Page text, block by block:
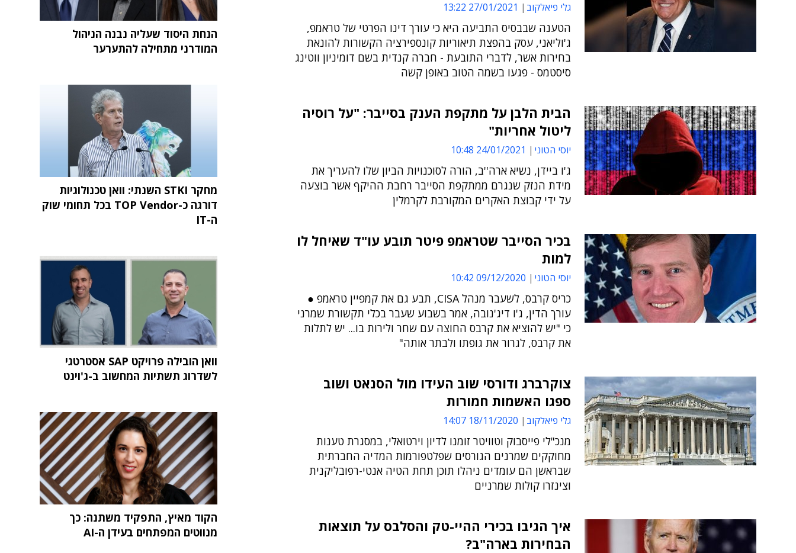
גלי פיאלקוב 27/01/2021 13:22
הטענה שבבסיס התביעה היא כי עורך דינו הפרטי של טראמפ,
ג'וליאני, עסק בהפצת תיאוריות קונספירציה הקשורות להונאת
בחירות אשר, לדברי התובעת - חברה קנדית בשם דומיניון ווטינג
סיסטמס - פגעו בשמה הטוב באופן קשה
הבית הלבן על מתקפת הענק בסייבר: "על רוסיה
ליטול אחריות"
יוסי הטוני 24/01/2021 10:48
ג'ו ביידן, נשיא ארה''ב, הורה לסוכנויות הביון שלו להעריך את
מידת הנזק שנגרם ממתקפת הסייבר רחבת ההיקף אשר בוצעה
על ידי קבוצת האקרים המקורבת לקרמלין
בכיר הסייבר שטראמפ פיטר תובע עו"ד שאיחל לו
למות
יוסי הטוני 09/12/2020 10:42
כריס קרבס, לשעבר מנהל CISA, תבע גם את קמפיין טראמפ ●
עורך הדין, ג'ו דיג'נובה, אמר בשבוע שעבר בכלי תקשורת שמרני
כי "יש להוציא את קרבס החוצה עם שחר ולירות בו... יש לתלות
את קרבס, לגרור את גופתו ולבתר אותה"
צוקרברג ודורסי שוב העידו מול הסנאט ושוב
ספגו האשמות חמורות
גלי פיאלקוב 18/11/2020 14:07
מנכ"לי פייסבוק וטוויטר זומנו לדיון וירטואלי, במסגרת טענות
מחוקקים שמרנים הגורסים שפלטפורמות המדיה החברתית
שבראשן הם עומדים ניהלו תוכן תחת הטיה אנטי-רפובליקנית
וצינזרו קולות שמרניים
איך הגיבו בכירי ההיי-טק והסלבס על תוצאות
הבחירות בארה"ב?
הנחת היסוד שעליה נבנה הניהול
המודרני מתחילה להתערער
מחקר STKI השנתי: וואן טכנולוגיות
דורגה כ-TOP Vendor בכל תחומי שוק
ה-IT
וואן הובילה פרויקט SAP אסטרטגי
לשדרוג תשתיות המחשוב ב-ג'וינט
הקוד מאיץ, התפקיד משתנה: כך
מנווטים המפתחים בעידן ה-AI